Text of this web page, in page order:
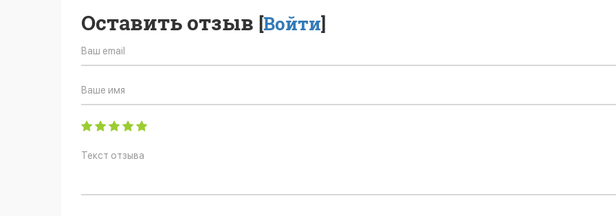
Оставить отзыв [Войти]